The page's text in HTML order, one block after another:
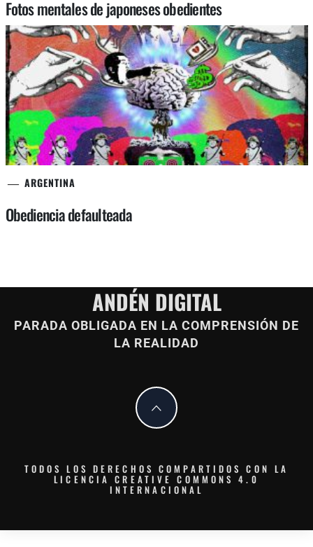
Fotos mentales de japoneses obedientes
ARGENTINA
Obediencia defaulteada
ANDÉN DIGITAL
PARADA OBLIGADA EN LA COMPRENSIÓN DE
LA REALIDAD
TODOS LOS DERECHOS COMPARTIDOS CON LA
LICENCIA CREATIVE COMMONS 4.0
INTERNACIONAL